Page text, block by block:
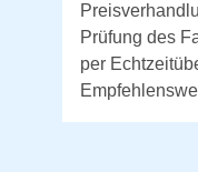
Prüfung des
per